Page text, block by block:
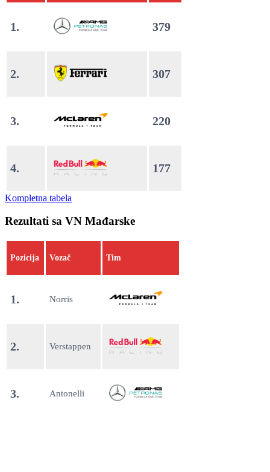
1. 379
2. 307
3. 220
4. 177
Kompletna tabela
Rezultati sa VN Mađarske
Pozicija Vozač Tim
1. Norris
2. Verstappen
3. Antonelli